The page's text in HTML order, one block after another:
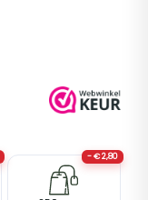
- € 2,80
L